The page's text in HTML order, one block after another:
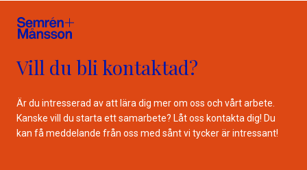
Vill du bli kontaktad?
Är du intresserad av att lära dig mer om oss och vårt arbete.
Kanske vill du starta ett samarbete? Låt oss kontakta dig! Du
kan få meddelande från oss med sånt vi tycker är intressant!